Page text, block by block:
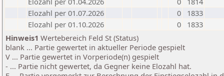
Elozahl per 01.07.2026
0
1833
Elozahl per 01.10.2026
0
1833
Hinweis1 Wertebereich Feld St (Status)
blank ... Partie gewertet in aktueller Periode gespielt
V ... Partie gewertet in Vorperiode(n) gespielt
- ... Partie nicht gewertet, da Gegner keine Elozahl hat.